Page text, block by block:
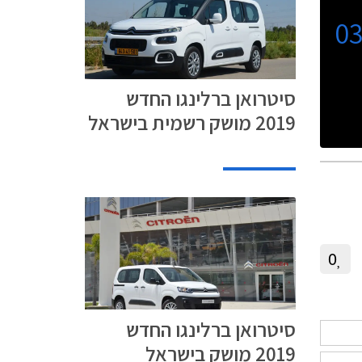
0
סיטרואן ברלינגו החדש
2019 מושק רשמית בישראל
סיטרואן ברלינגו החדש
2019 מושק בישראל